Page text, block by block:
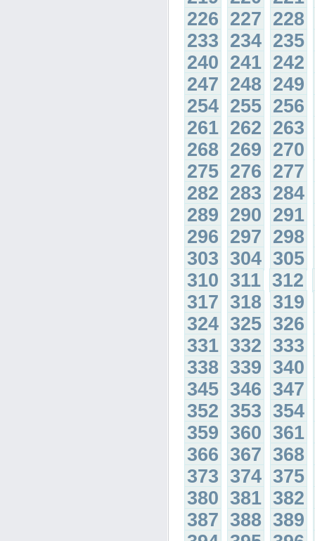
226 227 228
233 234 235
240 241 242
247 248 249
254 255 256
261 262 263
268 269 270
275 276 277
282 283 284
289 290 291
296 297 298
303 304 305
310 311 312
317 318 319
324 325 326
331 332 333
338 339 340
345 346 347
352 353 354
359 360 361
366 367 368
373 374 375
380 381 382
387 388 389